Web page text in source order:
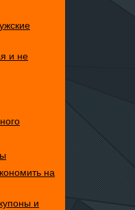
и не
на
и